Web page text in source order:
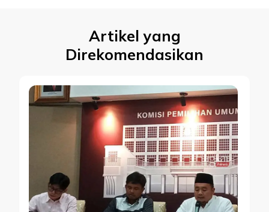
Artikel yang
Direkomendasikan